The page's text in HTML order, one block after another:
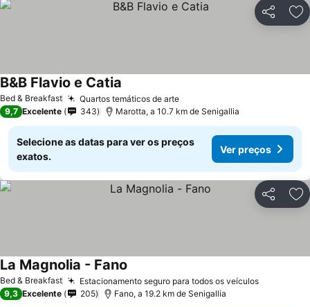
Partilhar
Bed & Breakfast Quartos temáticos de arte
B&B Flavio e Catia
9,7 Excelente 343 Marotta, a 10.7 km de Senigallia
Selecione as datas para ver os preços
exatos.
Ver preços
Partilhar
Bed & Breakfast Estacionamento seguro para todos os veículos
La Magnolia - Fano
9,3 Excelente 205 Fano, a 19.2 km de Senigallia